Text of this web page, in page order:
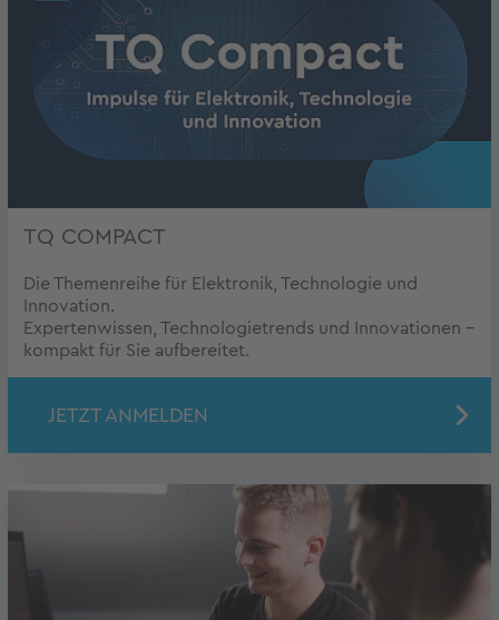
TQ COMPACT
Die Themenreihe für Elektronik, Technologie und
Innovation.
Expertenwissen, Technologietrends und Innovationen –
kompakt für Sie aufbereitet.
JETZT ANMELDEN